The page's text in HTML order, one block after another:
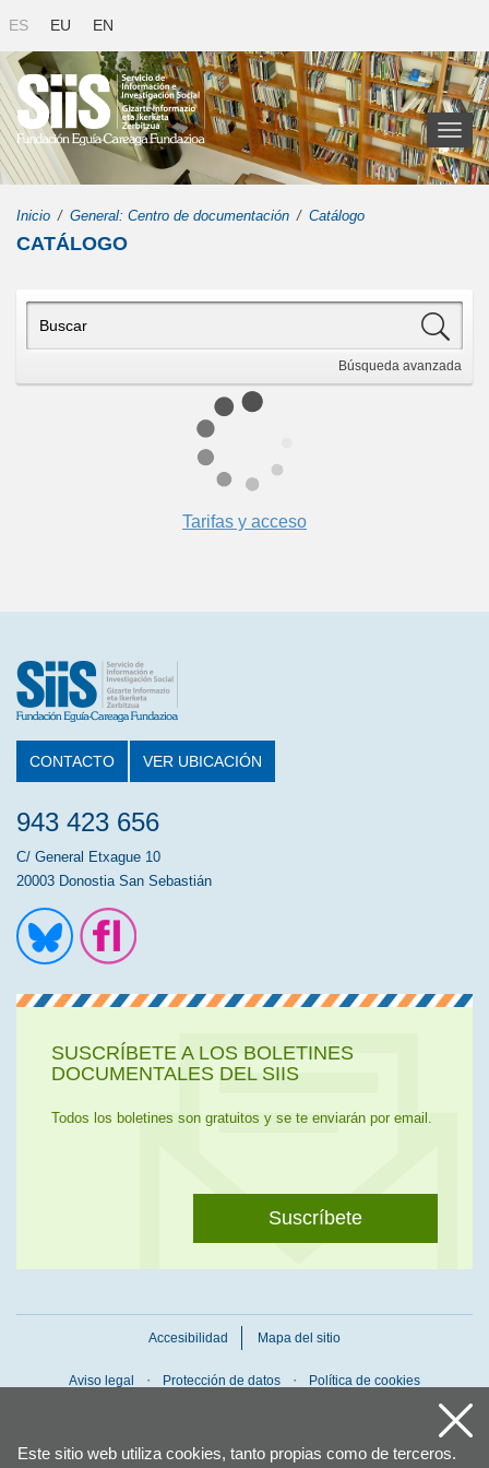
Este sitio web utiliza cookies, tanto propias como de terceros.
ES EU EN
Toggle
Búsqueda avanzada
Inicio General: Centro de documentación Catálogo
CATÁLOGO
Tarifas y acceso
CONTACTO VER UBICACIÓN
943 423 656
C/ General Etxague 10
20003 Donostia San Sebastián
SUSCRÍBETE A LOS BOLETINES
DOCUMENTALES DEL SIIS
Todos los boletines son gratuitos y se te enviarán por email.
Suscríbete
Accesibilidad Mapa del sitio
Aviso legal Protección de datos Política de cookies